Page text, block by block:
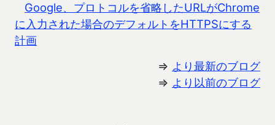
Google、プロトコルを省略したURLがChrome
に入力された場合のデフォルトをHTTPSにする
計画
⇒ より最新のブログ
⇒ より以前のブログ